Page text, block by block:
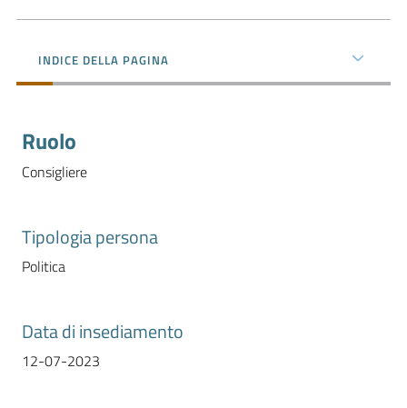
e
il
L'impresa
INDICE DELLA PAGINA
Ruolo
Consigliere
Tipologia persona
Politica
Data di insediamento
12-07-2023